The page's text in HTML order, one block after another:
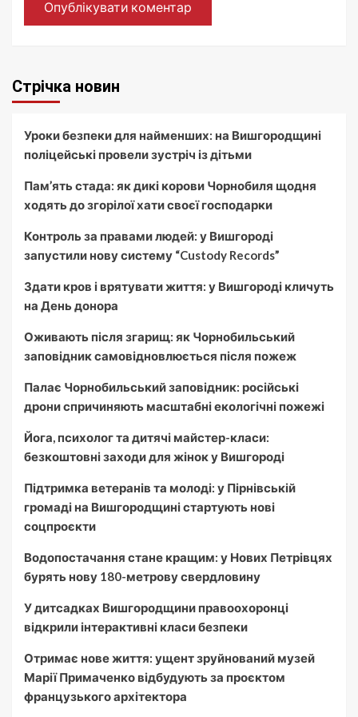
Стрічка новин
Уроки безпеки для найменших: на Вишгородщині
поліцейські провели зустріч із дітьми
Пам’ять стада: як дикі корови Чорнобиля щодня
ходять до згорілої хати своєї господарки
Контроль за правами людей: у Вишгороді
запустили нову систему “Custody Records”
Здати кров і врятувати життя: у Вишгороді кличуть
на День донора
Оживають після згарищ: як Чорнобильський
заповідник самовідновлюється після пожеж
Палає Чорнобильський заповідник: російські
дрони спричиняють масштабні екологічні пожежі
Йога, психолог та дитячі майстер-класи:
безкоштовні заходи для жінок у Вишгороді
Підтримка ветеранів та молоді: у Пірнівській
громаді на Вишгородщині стартують нові
соцпроєкти
Водопостачання стане кращим: у Нових Петрівцях
бурять нову 180-метрову свердловину
У дитсадках Вишгородщини правоохоронці
відкрили інтерактивні класи безпеки
Отримає нове життя: ущент зруйнований музей
Марії Примаченко відбудують за проєктом
французького архітектора